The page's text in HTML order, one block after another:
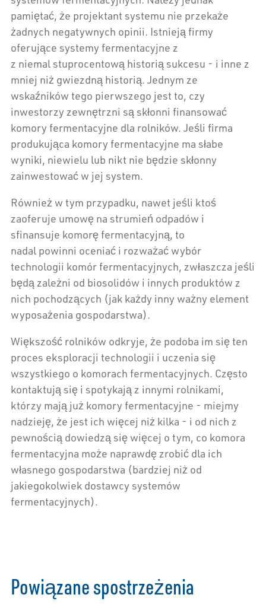
pamiętać, że projektant systemu nie przekaże
żadnych negatywnych opinii. Istnieją firmy
oferujące systemy fermentacyjne z
z niemal stuprocentową historią sukcesu - i inne z
mniej niż gwiezdną historią. Jednym ze
wskaźników tego pierwszego jest to, czy
inwestorzy zewnętrzni są skłonni finansować
komory fermentacyjne dla rolników. Jeśli firma
produkująca komory fermentacyjne ma słabe
wyniki, niewielu lub nikt nie będzie skłonny
zainwestować w jej system.
Również w tym przypadku, nawet jeśli ktoś
zaoferuje umowę na strumień odpadów i
sfinansuje komorę fermentacyjną, to
nadal powinni oceniać i rozważać wybór
technologii komór fermentacyjnych, zwłaszcza jeśli
będą zależni od biosolidów i innych produktów z
nich pochodzących (jak każdy inny ważny element
wyposażenia gospodarstwa).
Większość rolników odkryje, że podoba im się ten
proces eksploracji technologii i uczenia się
wszystkiego o komorach fermentacyjnych. Często
kontaktują się i spotykają z innymi rolnikami,
którzy mają już komory fermentacyjne - miejmy
nadzieję, że jest ich więcej niż kilka - i od nich z
pewnością dowiedzą się więcej o tym, co komora
fermentacyjna może naprawdę zrobić dla ich
własnego gospodarstwa (bardziej niż od
jakiegokolwiek dostawcy systemów
fermentacyjnych).
Powiązane spostrzeżenia